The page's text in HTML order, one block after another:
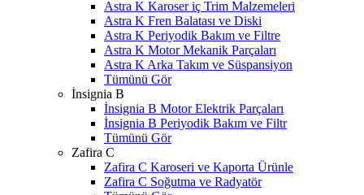
Astra K Karoser iç Trim Malzemeleri
Astra K Fren Balatası ve Diski
Astra K Periyodik Bakım ve Filtre
Astra K Motor Mekanik Parçaları
Astra K Arka Takım ve Süspansiyon
Tümünü Gör
İnsignia B
İnsignia B Motor Elektrik Parçaları
İnsignia B Periyodik Bakım ve Filtr
Tümünü Gör
Zafira C
Zafira C Karoseri ve Kaporta Ürünle
Zafira C Soğutma ve Radyatör